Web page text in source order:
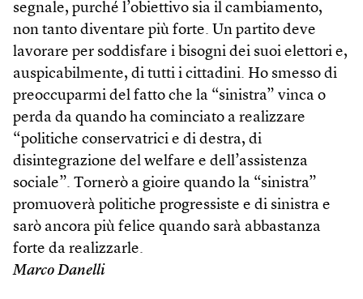
segnale, purché l’obiettivo sia il cambiamento,
non tanto diventare più forte. Un partito deve
lavorare per soddisfare i bisogni dei suoi elettori e,
auspicabilmente, di tutti i cittadini. Ho smesso di
preoccuparmi del fatto che la “sinistra” vinca o
perda da quando ha cominciato a realizzare
“politiche conservatrici e di destra, di
disintegrazione del welfare e dell’assistenza
sociale”. Tornerò a gioire quando la “sinistra”
promuoverà politiche progressiste e di sinistra e
sarò ancora più felice quando sarà abbastanza
forte da realizzarle.
Marco Danelli